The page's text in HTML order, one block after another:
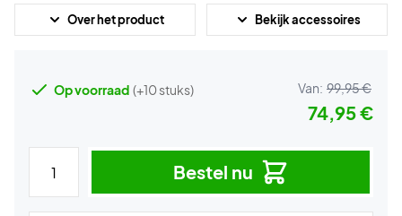
Over het product Bekijk accessoires
Op voorraad (+10 stuks) Van: 99,95 €
74,95 €
Bestel nu